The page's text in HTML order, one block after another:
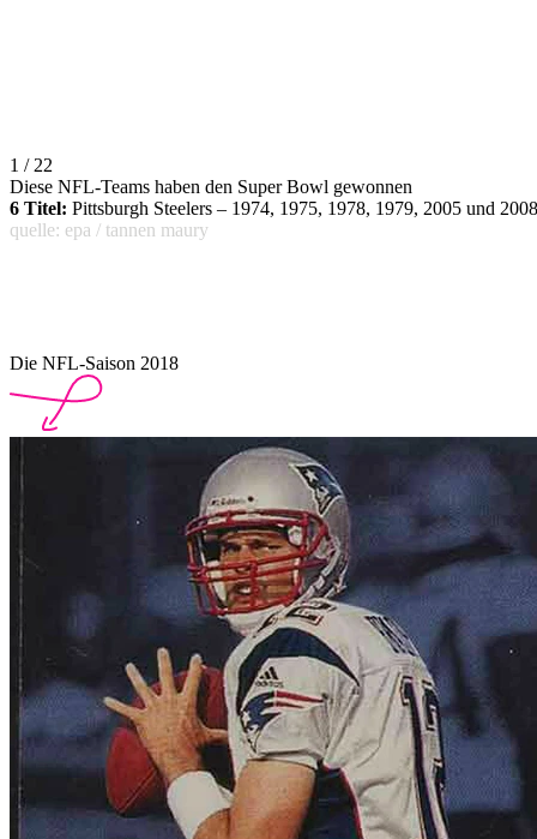
1 / 22
Diese NFL-Teams haben den Super Bowl gewonnen
6 Titel: Pittsburgh Steelers – 1974, 1975, 1978, 1979, 2005 und
quelle: epa / tannen maury
Die NFL-Saison 2018